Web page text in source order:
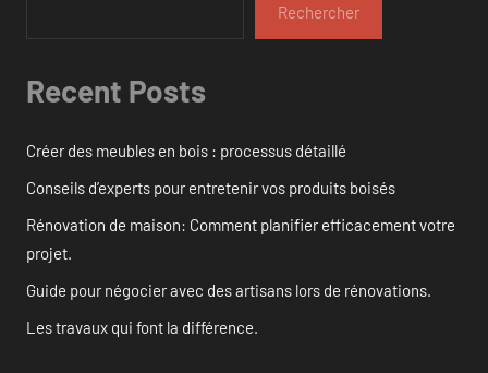
Rechercher
Recent Posts
Créer des meubles en bois : processus détaillé
Conseils d’experts pour entretenir vos produits boisés
Rénovation de maison: Comment planifier efficacement votre
projet.
Guide pour négocier avec des artisans lors de rénovations.
Les travaux qui font la différence.